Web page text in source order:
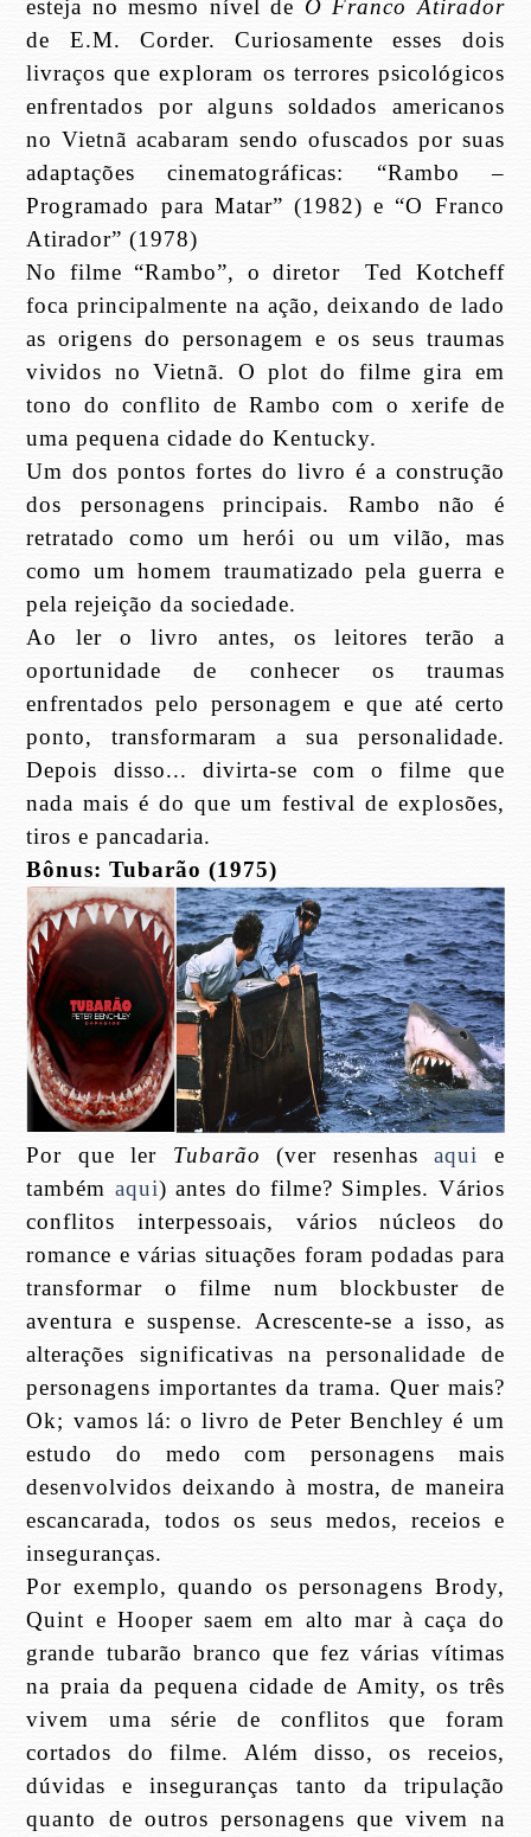
esteja no mesmo nível de O Franco Atirador
de E.M. Corder. Curiosamente esses dois
livraços que exploram os terrores psicológicos
enfrentados por alguns soldados americanos
no Vietnã acabaram sendo ofuscados por suas
adaptações cinematográficas: “Rambo –
Programado para Matar” (1982) e “O Franco
Atirador” (1978)
No filme “Rambo”, o diretor
Ted Kotcheff
foca principalmente na ação, deixando de lado
as origens do personagem e os seus traumas
vividos no Vietnã. O plot do filme gira em
tono do conflito de Rambo com o xerife de
uma pequena cidade do Kentucky.
Um dos pontos fortes do livro é a construção
dos personagens principais. Rambo não é
retratado como um herói ou um vilão, mas
como um homem traumatizado pela guerra e
pela rejeição da sociedade.
Ao ler o livro antes, os leitores terão a
oportunidade de conhecer os traumas
enfrentados pelo personagem e que até certo
ponto, transformaram a sua personalidade.
Depois disso... divirta-se com o filme que
nada mais é do que um festival de explosões,
tiros e pancadaria.
Bônus: Tubarão (1975)
Por que ler Tubarão (ver resenhasaqui
e
também aqui) antes do filme? Simples. Vários
conflitos interpessoais, vários núcleos do
romance e várias situações foram podadas para
transformar o filme num blockbuster de
aventura e suspense. Acrescente-se a isso, as
alterações significativas na personalidade de
personagens importantes da trama. Quer mais?
Ok; vamos lá: o livro de Peter Benchley é um
estudo do medo com personagens mais
desenvolvidos deixando à mostra, de maneira
escancarada, todos os seus medos, receios e
inseguranças.
Por exemplo, quando os personagens Brody,
Quint e Hooper saem em alto mar à caça do
grande tubarão branco que fez várias vítimas
na praia da pequena cidade de Amity, os três
vivem uma série de conflitos que foram
cortados do filme. Além disso, os receios,
dúvidas e inseguranças tanto da tripulação
quanto de outros personagens que vivem na